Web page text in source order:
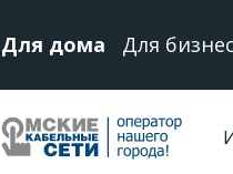
Для дома Для